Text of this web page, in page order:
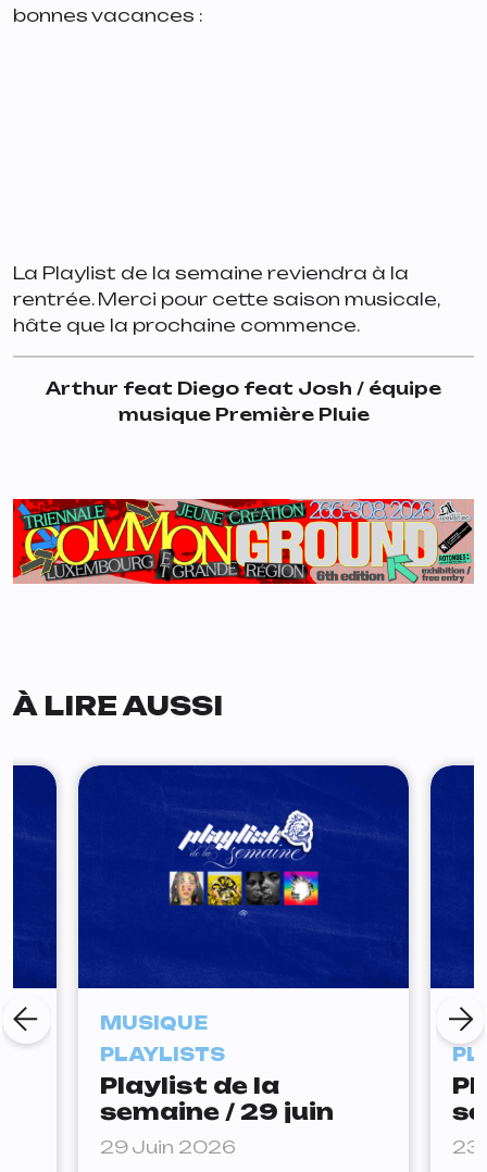
bonnes vacances :
La Playlist de la semaine reviendra à la
rentrée. Merci pour cette saison musicale,
hâte que la prochaine commence.
Arthur feat Diego feat Josh / équipe
musique Première Pluie
À LIRE AUSSI
MUSIQUE
PLAYLISTS
Playlist de la
semaine / 29 juin
29 Juin 2026
23